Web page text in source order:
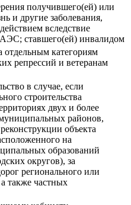
получившего(ей) или
и другие заболевания,
вследствие
ставшего(ей) инвалидом
отдельным категориям
репрессий и ветеранам
в случае, если
строительства
двух и более
районов,
объекта
на
образований
округов), за
регионального или
также частных